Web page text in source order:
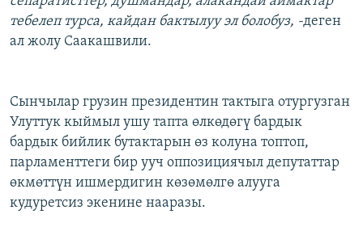
тебелеп турса, кайдан бактылуу эл болобуз, -деген
ал жолу Саакашвили.
Сынчылар грузин президентин тактыга отургузган
Улуттук кыймыл ушу тапта өлкөдөгү бардык
бардык бийлик бутактарын өз колуна топтоп,
парламенттеги бир ууч оппозициячыл депутаттар
өкмөттүн ишмердигин көзөмөлгө алууга
кудуретсиз экенине нааразы.